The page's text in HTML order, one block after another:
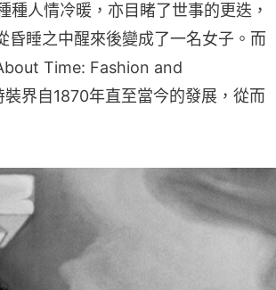
種人情冷暖，亦目睹了世事的更迭，
昏睡之中醒來後變成了一名女子。而
Time: Fashion and
界自1870年直至當今的發展，從而